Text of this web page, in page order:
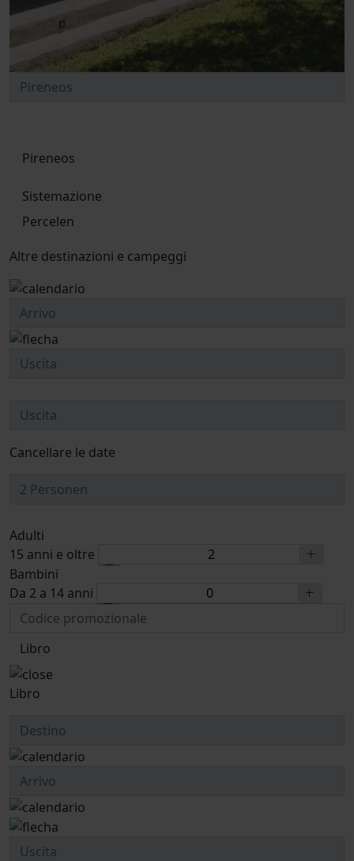
Pireneos
Sistemazione
Percelen
Altre destinazioni e campeggi
Cancellare le date
Adulti
15 anni e oltre
Bambini
Da 2 a 14 anni
Libro
Libro